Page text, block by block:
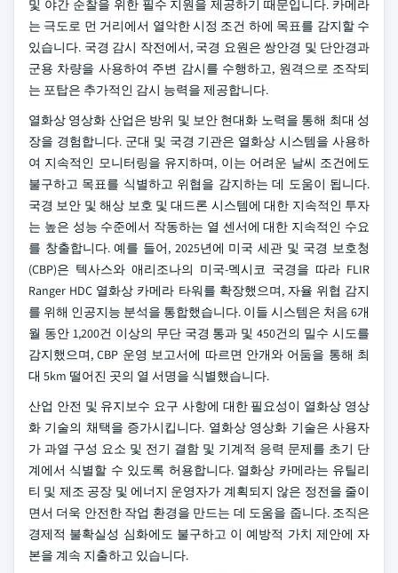
및 야간 순찰을 위한 필수 지원을 제공하기 때문입니다. 카메라
는 극도로 먼 거리에서 열악한 시정 조건 하에 목표를 감지할 수
있습니다. 국경 감시 작전에서, 국경 요원은 쌍안경 및 단안경과
군용 차량을 사용하여 주변 감시를 수행하고, 원격으로 조작되
는 포탑은 추가적인 감시 능력을 제공합니다.
열화상 영상화 산업은 방위 및 보안 현대화 노력을 통해 최대 성
장을 경험합니다. 군대 및 국경 기관은 열화상 시스템을 사용하
여 지속적인 모니터링을 유지하며, 이는 어려운 날씨 조건에도
불구하고 목표를 식별하고 위협을 감지하는 데 도움이 됩니다.
국경 보안 및 해상 보호 및 대드론 시스템에 대한 지속적인 투자
는 높은 성능 수준에서 작동하는 열 센서에 대한 지속적인 수요
를 창출합니다. 예를 들어, 2025년에 미국 세관 및 국경 보호청
(CBP)은 텍사스와 애리조나의 미국-멕시코 국경을 따라 FLIR
Ranger HDC 열화상 카메라 타워를 확장했으며, 자율 위협 감지
를 위해 인공지능 분석을 통합했습니다. 이들 시스템은 처음 6개
월 동안 1,200건 이상의 무단 국경 통과 및 450건의 밀수 시도를
감지했으며, CBP 운영 보고서에 따르면 안개와 어둠을 통해 최
대 5km 떨어진 곳의 열 서명을 식별했습니다.
산업 안전 및 유지보수 요구 사항에 대한 필요성이 열화상 영상
화 기술의 채택을 증가시킵니다. 열화상 영상화 기술은 사용자
가 과열 구성 요소 및 전기 결함 및 기계적 응력 문제를 초기 단
계에서 식별할 수 있도록 허용합니다. 열화상 카메라는 유틸리
티 및 제조 공장 및 에너지 운영자가 계획되지 않은 정전을 줄이
면서 더욱 안전한 작업 환경을 만드는 데 도움을 줍니다. 조직은
경제적 불확실성 심화에도 불구하고 이 예방적 가치 제안에 자
본을 계속 지출하고 있습니다.